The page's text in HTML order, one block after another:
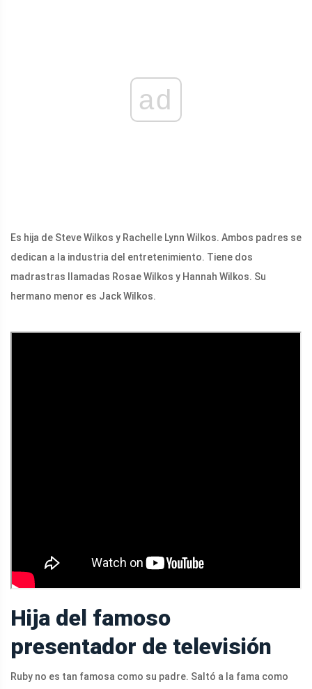
ad
Es hija de Steve Wilkos y Rachelle Lynn Wilkos. Ambos padres se
dedican a la industria del entretenimiento. Tiene dos
madrastras llamadas Rosae Wilkos y Hannah Wilkos. Su
hermano menor es Jack Wilkos.
Hija del famoso
presentador de televisión
Ruby no es tan famosa como su padre. Saltó a la fama como